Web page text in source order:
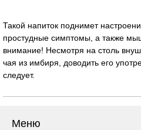
Такой напиток поднимет
простудные симптомы, а также
внимание! Несмотря на столь
чая из имбиря, доводить его
следует.
Меню